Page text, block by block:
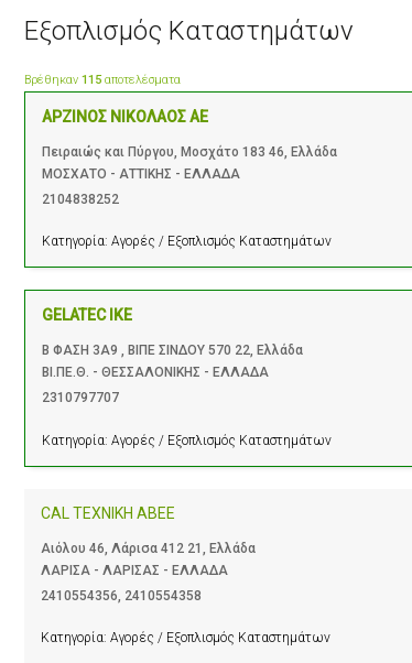
Εξοπλισμός Καταστημάτων
Βρέθηκαν 115 αποτελέσματα
ΑΡΖΙΝΟΣ ΝΙΚΟΛΑΟΣ ΑΕ
Πειραιώς και Πύργου, Μοσχάτο 183 46, Ελλάδα
ΜΟΣΧΑΤΟ - ΑΤΤΙΚΗΣ - ΕΛΛΑΔΑ
2104838252
Κατηγορία: Αγορές / Εξοπλισμός Καταστημάτων
GELATEC ΙΚΕ
Β ΦΑΣΗ 3Α9 , ΒΙΠΕ ΣΙΝΔΟΥ 570 22, Ελλάδα
ΒΙ.ΠΕ.Θ. - ΘΕΣΣΑΛΟΝΙΚΗΣ - ΕΛΛΑΔΑ
2310797707
Κατηγορία: Αγορές / Εξοπλισμός Καταστημάτων
CAL ΤΕΧΝΙΚΗ ΑΒΕΕ
Αιόλου 46, Λάρισα 412 21, Ελλάδα
ΛΑΡΙΣΑ - ΛΑΡΙΣΑΣ - ΕΛΛΑΔΑ
2410554356 2410554358
Κατηγορία: Αγορές / Εξοπλισμός Καταστημάτων